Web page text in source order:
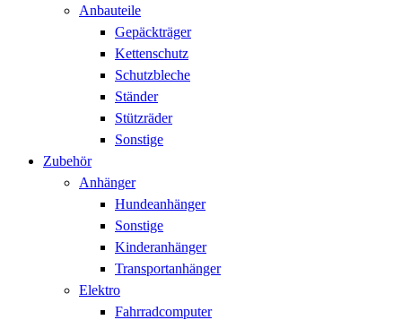
Anbauteile
Gepäckträger
Kettenschutz
Schutzbleche
Ständer
Stützräder
Sonstige
Zubehör
Anhänger
Hundeanhänger
Sonstige
Kinderanhänger
Transportanhänger
Elektro
Fahrradcomputer